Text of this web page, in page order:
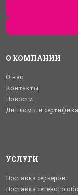
О КОМПАНИИ
О нас
Контакты
Новости
Дипломы и
УСЛУГИ
Поставка серверов
Поставка сетевого